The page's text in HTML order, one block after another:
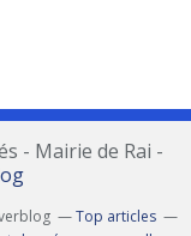
- Mairie de Rai -
Top articles